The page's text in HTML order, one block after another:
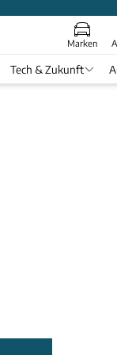
Marken
Tech & Zukunft